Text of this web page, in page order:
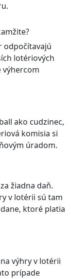
odpočítavajú
lotériových
výhercom
ako cudzinec,
komisia si
úradom.
žiadna daň.
v lotérii sú tam
ktoré platia
výhry v lotérii
prípade